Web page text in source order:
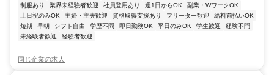
制服あり 業界未経験者歓迎 社員登用あり 週1日からOK
副業・WワークOK
土日祝のみOK
主婦・主夫歓迎 資格取得支援あり フリーター歓迎
給料前払いOK
短期
早朝 シフト自由 学歴不問 即日勤務OK 平日のみOK 学生歓迎
経験不問
未経験者歓迎
経験者歓迎
同じ企業の求人